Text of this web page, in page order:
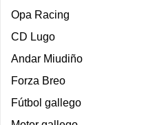
Opa Racing
CD Lugo
Andar Miudiño
Forza Breo
Fútbol gallego